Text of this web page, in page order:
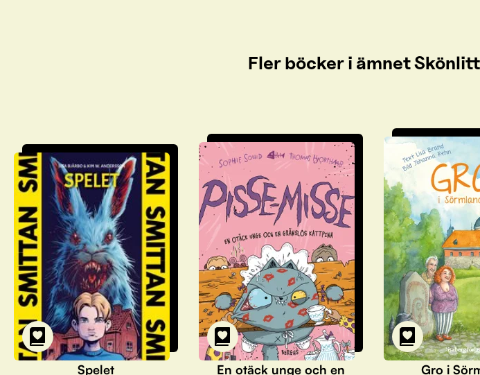
Fler böcker i ämnet
Spelet
En otäck unge och en
Gro i